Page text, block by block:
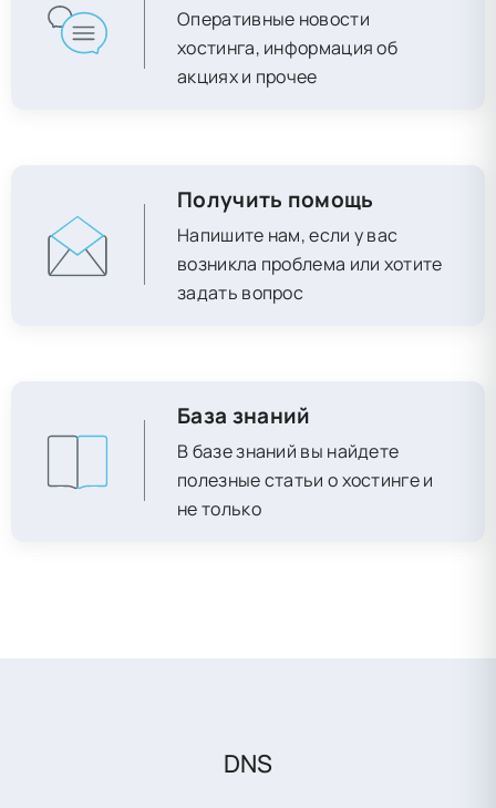
Оперативные новости
хостинга, информация об
акциях и прочее
Получить помощь
Напишите нам, если у вас
возникла проблема или хотите
задать вопрос
База знаний
В базе знаний вы найдете
полезные статьи о хостинге и
не только
DNS